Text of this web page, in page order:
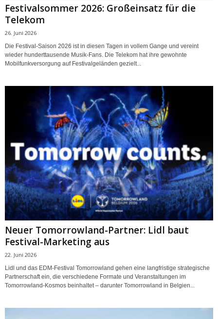
Festivalsommer 2026: Großeinsatz für die
Telekom
26. Juni 2026
Die Festival-Saison 2026 ist in diesen Tagen in vollem Gange und vereint
wieder hunderttausende Musik-Fans. Die Telekom hat ihre gewohnte
Mobilfunkversorgung auf Festivalgeländen gezielt...
Neuer Tomorrowland-Partner: Lidl baut
Festival-Marketing aus
22. Juni 2026
Lidl und das EDM-Festival Tomorrowland gehen eine langfristige strategische
Partnerschaft ein, die verschiedene Formate und Veranstaltungen im
Tomorrowland-Kosmos beinhaltet – darunter Tomorrowland in Belgien...